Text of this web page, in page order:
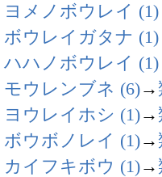
ヨメノボウレイ (1)
ボウレイガタナ (1)
ハハノボウレイ (1)
モウレンブネ (6)→
ヨウレイホシ (1)→
ボウボノレイ (1)→
カイフキボウ (1)→